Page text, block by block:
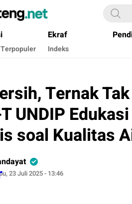
Muda Jawa Tengah
Ekraf
Terpopuler Indeks
Ternak
UNDIP
soal Kualitas
23 Juli 2025 - 13:46